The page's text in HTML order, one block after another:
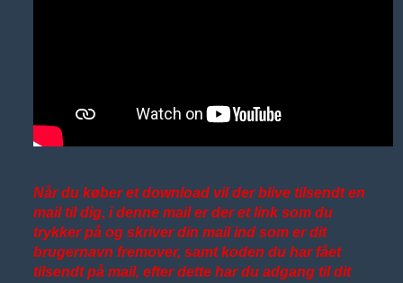
Når du køber et download vil der blive tilsendt en
mail til dig, i denne mail er der et link som du
trykker på og skriver din mail ind som er dit
brugernavn fremover, samt koden du har fået
tilsendt på mail, efter dette har du adgang til dit